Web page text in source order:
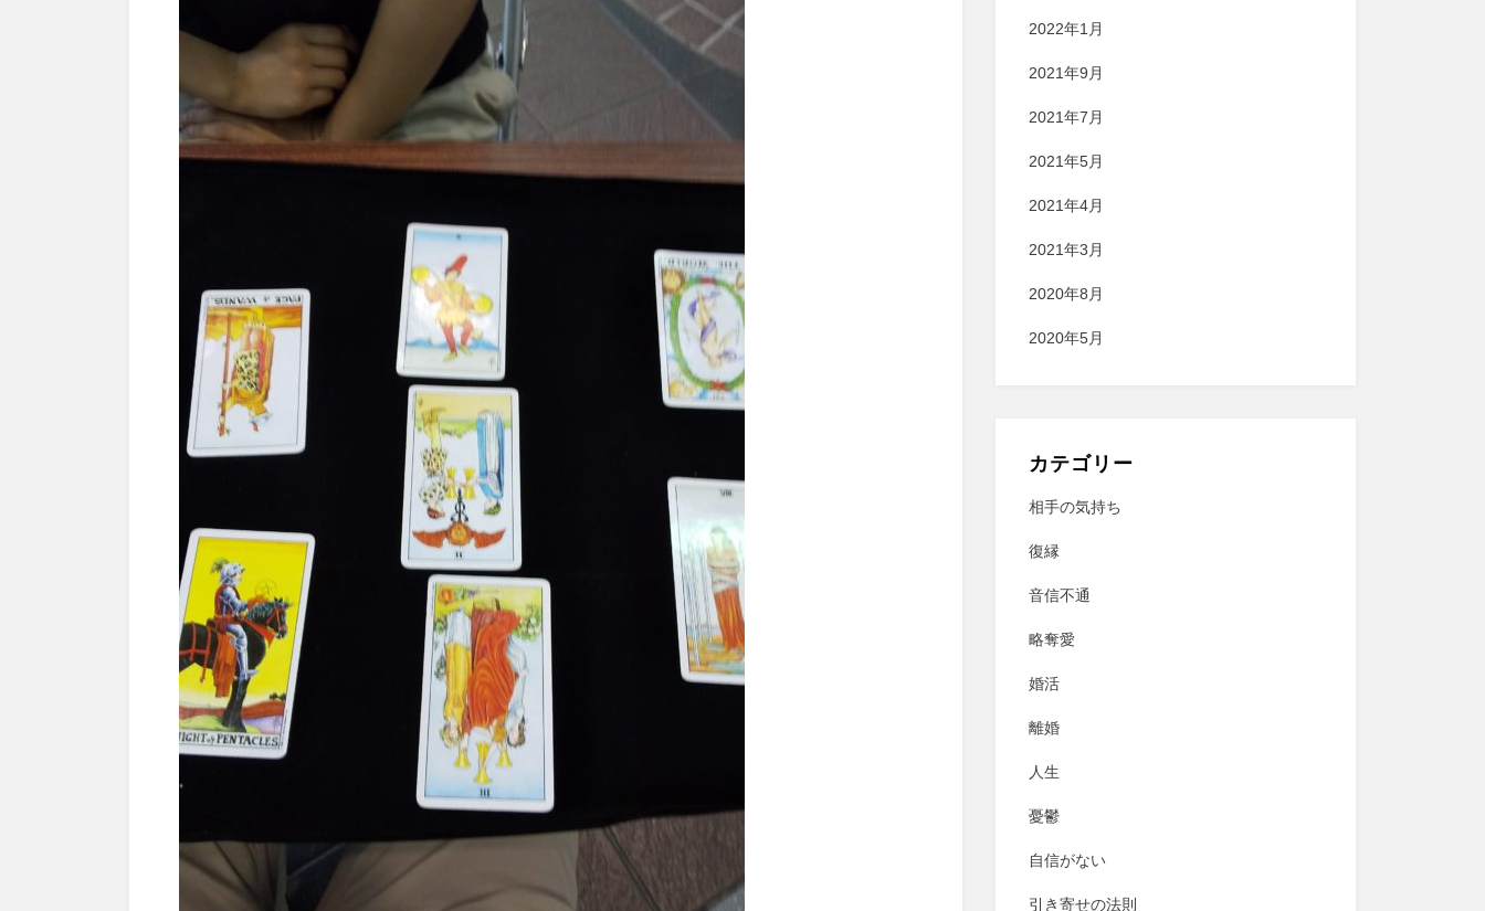
2022年1月
2021年9月
2021年7月
2021年5月
2021年4月
2021年3月
2020年8月
2020年5月
カテゴリー
相手の気持ち
復縁
音信不通
略奪愛
婚活
離婚
人生
憂鬱
自信がない
引き寄せの法則